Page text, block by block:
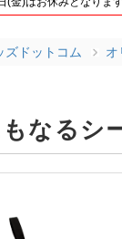
ズドットコム オ
なるシ